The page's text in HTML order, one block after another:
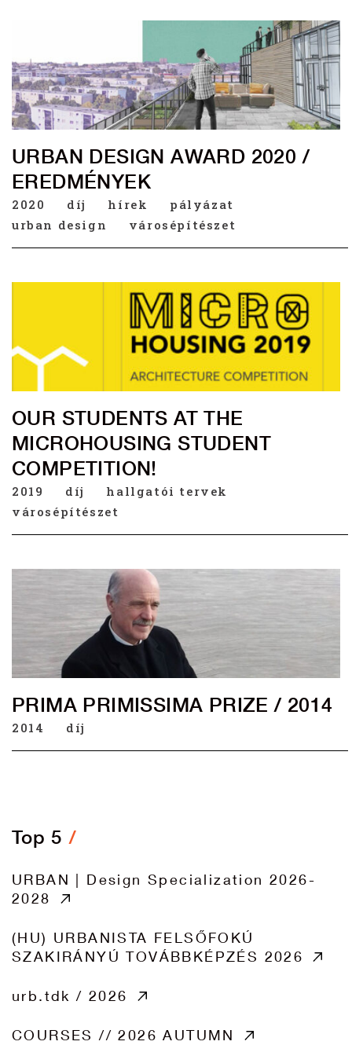
URBAN DESIGN AWARD 2020 /
EREDMÉNYEK
2020 díj hírek
pályázat
urban design
városépítészet
OUR STUDENTS AT THE
MICROHOUSING STUDENT
COMPETITION!
2019 díj
hallgatói tervek
városépítészet
PRIMA PRIMISSIMA PRIZE / 2014
2014 díj
Top 5
URBAN | Design Specialization 2026-
2028
(HU) URBANISTA FELSŐFOKÚ
SZAKIRÁNYÚ TOVÁBBKÉPZÉS 2026
urb.tdk / 2026
COURSES // 2026 AUTUMN